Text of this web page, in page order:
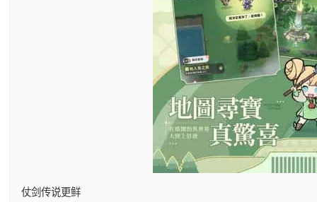
仗剑传说更鲜